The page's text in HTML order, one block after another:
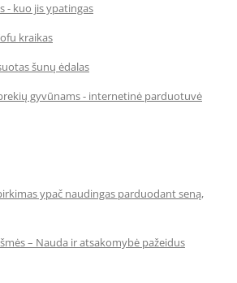
- kuo jis ypatingas
kraikas
šunų ėdalas
gyvūnams - internetinė parduotuvė
ypač naudingas parduodant seną,
– Nauda ir atsakomybė pažeidus